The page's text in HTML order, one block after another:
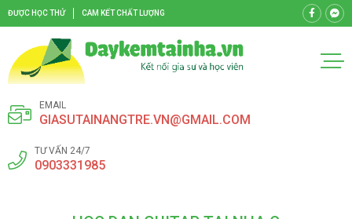
ĐƯỢC HỌC THỬ CAM KẾT CHẤT LƯỢNG
EMAIL
GIASUTAINANGTRE.VN@GMAIL.COM
TƯ VẤN 24/7
0903331985